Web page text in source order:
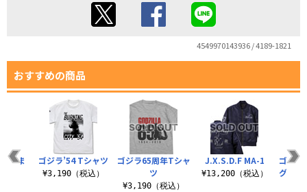
4549970143936 / 4189-1821
おすすめの商品
ゴジラ65周年Tシャ
ツ
¥3,190（税込）
J.X.S.D.F MA-1
¥13,200（税込）
ゴジラ
グラフ
まま
ゴジラ’54 Tシャツ
¥3,190（税込）